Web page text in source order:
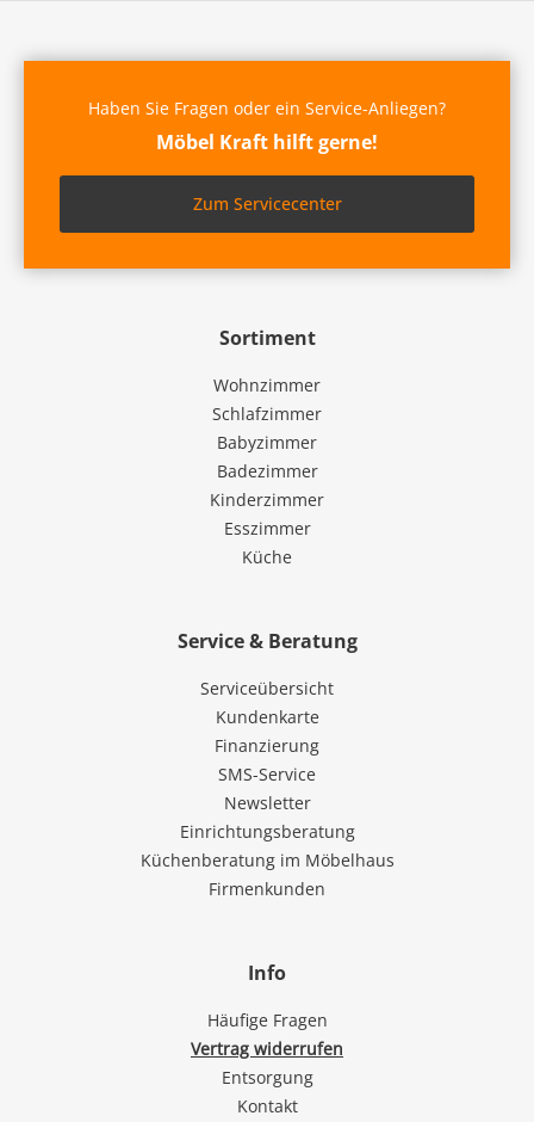
Sortiment
Wohnzimmer
Schlafzimmer
Babyzimmer
Badezimmer
Kinderzimmer
Esszimmer
Küche
Service & Beratung
Serviceübersicht
Kundenkarte
Finanzierung
SMS-Service
Newsletter
Einrichtungsberatung
Küchenberatung im Möbelhaus
Firmenkunden
Info
Häufige Fragen
Vertrag widerrufen
Entsorgung
Kontakt
Haben Sie Fragen oder ein Service-Anliegen?
Möbel Kraft hilft gerne!
Zum Servicecenter